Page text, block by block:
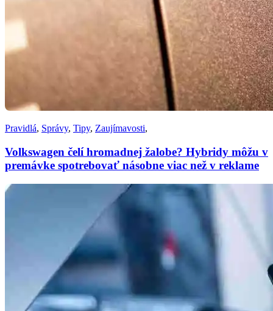
Pravidlá, Správy, Tipy, Zaujímavosti,
Volkswagen čelí hromadnej žalobe? Hybridy môžu v
premávke spotrebovať násobne viac než v reklame